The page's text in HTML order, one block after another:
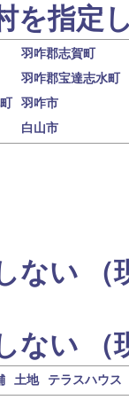
を指定
羽咋郡志賀町
羽咋郡宝達志水町
羽咋市
白山市
ない （
ない （
土地 テラスハウス